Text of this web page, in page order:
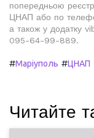
попередньою
ЦНАП або по
а також у додатку
095-64-99-889.
#Маріуполь #ЦНАП
Читайте